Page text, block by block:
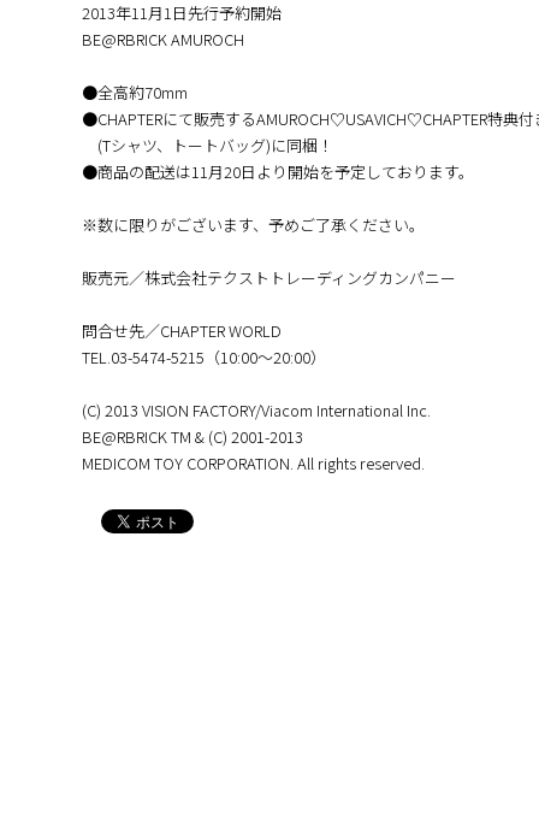
2013年11月1日先行予約開始
BE@RBRICK AMUROCH
●全高約70mm
●CHAPTERにて販売するAMUROCH♡USAVICH♡CHAPTER特典
(Tシャツ、トートバッグ)に同梱！
●商品の配送は11月20日より開始を予定しております。
※数に限りがございます、予めご了承ください。
販売元／株式会社テクストトレーディングカンパニー
問合せ先／CHAPTER WORLD
TEL.03-5474-5215（10:00～20:00）
(C) 2013 VISION FACTORY/Viacom International Inc.
BE@RBRICK TM & (C) 2001-2013
MEDICOM TOY CORPORATION. All rights reserved.